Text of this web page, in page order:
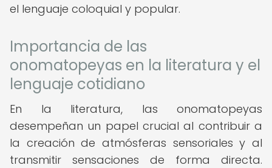
el lenguaje coloquial y popular.
Importancia de las
onomatopeyas en la literatura y el
lenguaje cotidiano
En la literatura, las onomatopeyas
desempeñan un papel crucial al contribuir a
la creación de atmósferas sensoriales y al
transmitir sensaciones de forma directa.